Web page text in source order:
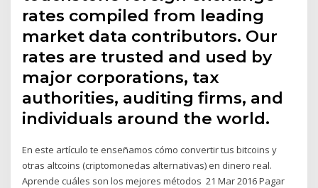
rates compiled from leading
market data contributors. Our
rates are trusted and used by
major corporations, tax
authorities, auditing firms, and
individuals around the world.
En este artículo te enseñamos cómo convertir tus bitcoins y
otras altcoins (criptomonedas alternativas) en dinero real.
Aprende cuáles son los mejores métodos 21 Mar 2016 Pagar